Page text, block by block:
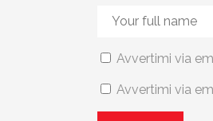
Avvertimi via
Avvertimi via